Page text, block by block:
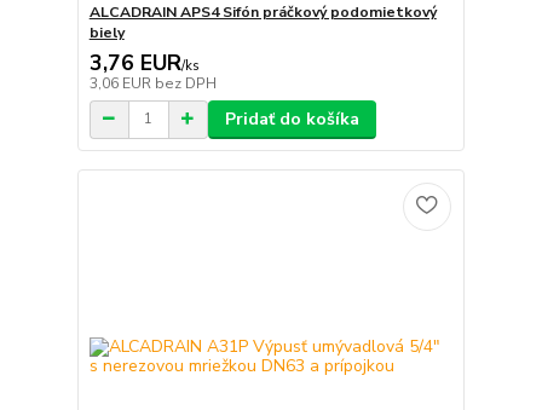
ALCADRAIN APS4 Sifón práčkový podomietkový
biely
3,76 EUR/ks
3,06 EUR bez DPH
Pridať do košíka